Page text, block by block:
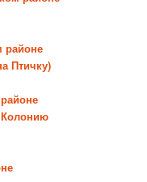
районе
Птичку)
Колонию